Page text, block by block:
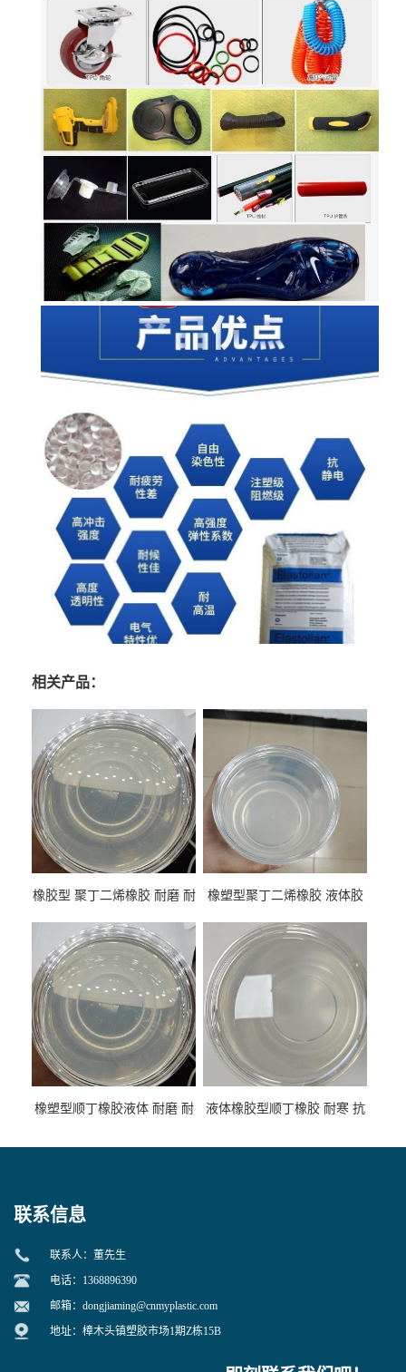
相关产品：
橡胶型 聚丁二烯橡胶 耐磨 耐
性
橡塑型聚丁二烯橡胶 液体胶
专用
橡塑型顺丁橡胶液体 耐磨 耐
液体橡胶型顺丁橡胶 耐寒 抗
联系信息
联系人：董先生
电话：1368896390
邮箱： dongjiaming@cnmyplastic.com
地址：樟木头镇塑胶市场1期Z栋15B